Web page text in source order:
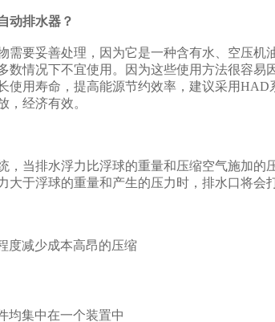
动排水器？
需要妥善处理，因为它是一种含有水、空压
数情况下不宜使用。因为这些使用方法很容
使用寿命，提高能源节约效率，建议采用
，经济有效。
，当排水浮力比浮球的重量和压缩空气施加
大于浮球的重量和产生的压力时，排水口将会
度减少成本高昂的压缩
均集中在一个装置中